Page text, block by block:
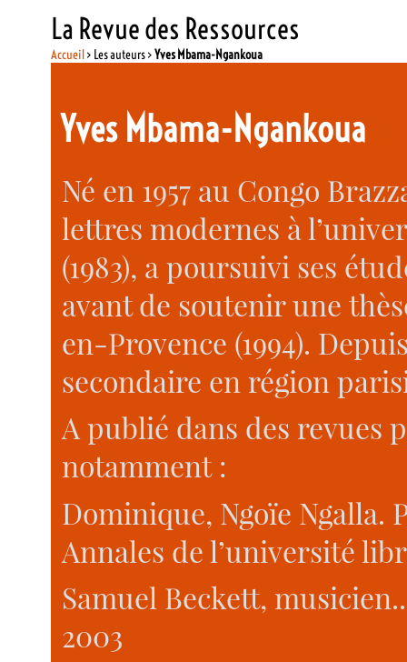
La Revue des Ressources
Accueil> Les auteurs >Yves Mbama-Ngankoua
Yves Mbama-Ngankoua
Né en 1957 au Congo
lettres modernes à
(1983), a poursuivi ses
avant de soutenir une
en-Provence (1994).
secondaire en région
A publié dans des revues
notamment :
Dominique, Ngoïe Ngalla.
Annales de l’université
Samuel Beckett,
2003